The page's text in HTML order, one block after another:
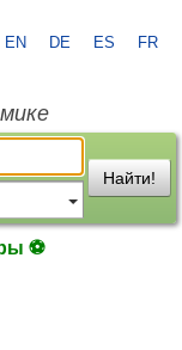
EN DE ES FR
Найти!
⚽